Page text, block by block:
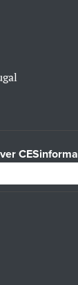
CESinforma